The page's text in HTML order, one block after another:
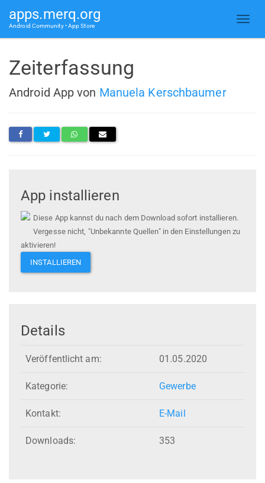
apps.merq.org
Android Community • App Store
Zeiterfassung
Android App von Manuela Kerschbaumer
App installieren
Diese App kannst du nach dem Download sofort installieren.
Vergesse nicht, "Unbekannte Quellen" in den Einstellungen zu
aktivieren!
INSTALLIEREN
Details
Veröffentlicht am: 01.05.2020
Kategorie: Gewerbe
Kontakt: E-Mail
Downloads: 353